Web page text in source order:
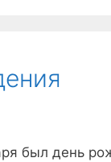
был день